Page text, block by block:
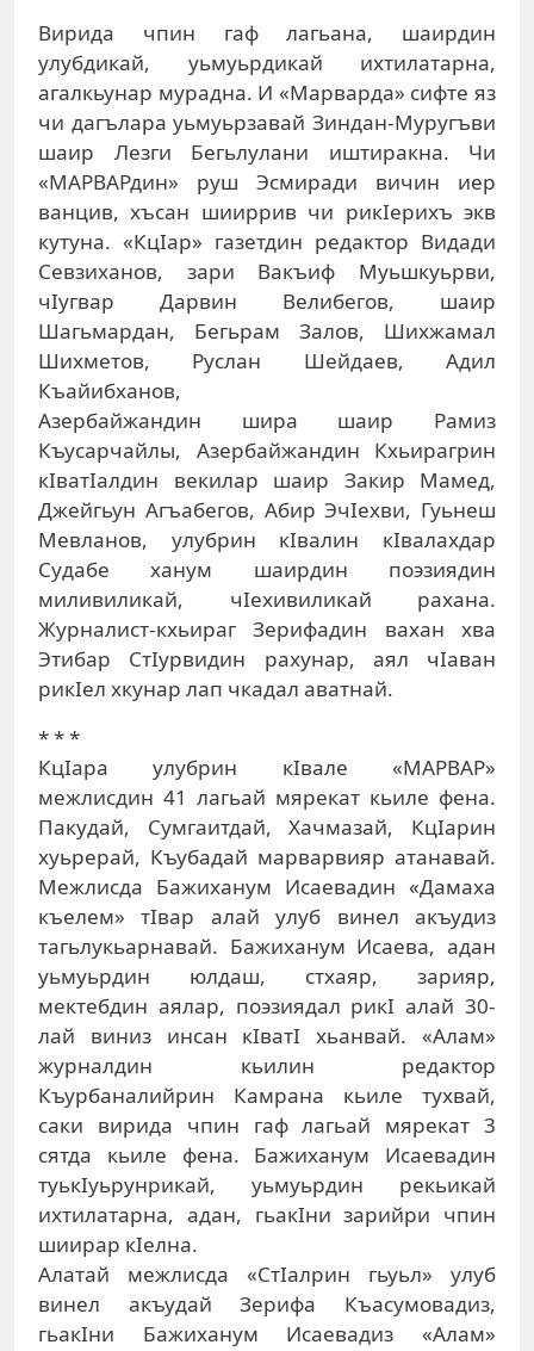
Вирида чпин гаф лагьана, шаирдин
улубдикай, уьмуьрдикай ихтилатарна,
агалкьунар мурадна. И «Марварда» сифте яз
чи дагълара уьмуьрзавай Зиндан-Муругъви
шаир Лезги Бегьлулани иштиракна. Чи
«МАРВАРдин» руш Эсмиради вичин иер
ванцив, хъсан шииррив чи рикIерихъ экв
кутуна. «КцIар» газетдин редактор Видади
Севзиханов, зари Вакъиф Муьшкуьрви,
чIугвар Дарвин Велибегов, шаир
Шагьмардан, Бегьрам Залов, Шихжамал
Шихметов, Руслан Шейдаев, Адил
Къайибханов,
Азербайжандин шира шаир Рамиз
Къусарчайлы, Азербайжандин Кхьирагрин
кIватIалдин векилар шаир Закир Мамед,
Джейгьун Агъабегов, Абир ЭчIехви, Гуьнеш
Мевланов, улубрин кIвалин кIвалахдар
Судабе ханум шаирдин поэзиядин
миливиликай, чIехивиликай рахана.
Журналист-кхьираг Зерифадин вахан хва
Этибар СтIурвидин рахунар, аял чIаван
рикIел хкунар лап чкадал аватнай.
* * *
КцIара улубрин кIвале «МАРВАР»
межлисдин 41 лагьай мярекат кьиле фена.
Пакудай, Сумгаитдай, Хачмазай, КцIарин
хуьрерай, Къубадай марварвияр атанавай.
Межлисда Бажиханум Исаевадин «Дамаха
къелем» тIвар алай улуб винел акъудиз
тагьлукьарнавай. Бажиханум Исаева, адан
уьмуьрдин юлдаш, стхаяр, зарияр,
мектебдин аялар, поэзиядал рикI алай 30-
лай виниз инсан кIватI хьанвай. «Алам»
журналдин кьилин редактор
Къурбаналийрин Камрана кьиле тухвай,
саки вирида чпин гаф лагьай мярекат 3
сятда кьиле фена. Бажиханум Исаевадин
туь­кIуьрунрикай, уьмуьр­дин рекьикай
ихтилатарна, адан, гьакIни зарийри чпин
шиирар кIел­на.
Алатай межлисда «СтIал­рин гьуьл» улуб
винел акъудай Зерифа Къасумовадиз,
гьакIни Бажиханум Исаевадиз «Алам»